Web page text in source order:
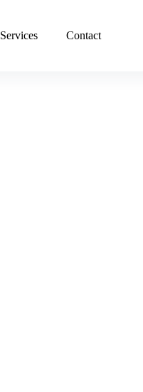
Services Contact